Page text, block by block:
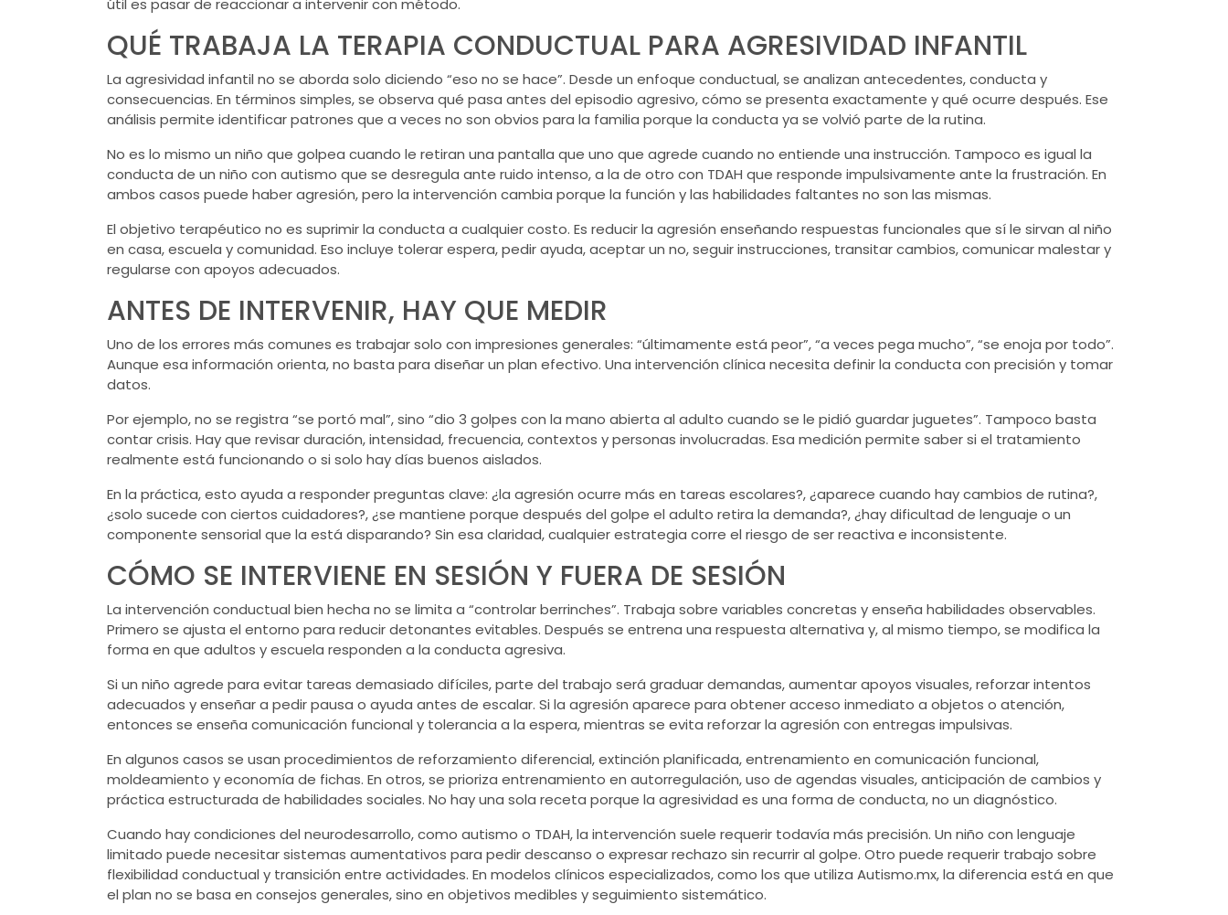
QUÉ TRABAJA LA TERAPIA CONDUCTUAL PARA AGRESIVIDAD INFANTIL
La agresividad infantil no se aborda solo diciendo “eso no se hace”. Desde un enfoque conductual, se analizan antecedentes, conducta y
consecuencias. En términos simples, se observa qué pasa antes del episodio agresivo, cómo se presenta exactamente y qué ocurre después. Ese
análisis permite identificar patrones que a veces no son obvios para la familia porque la conducta ya se volvió parte de la rutina.
No es lo mismo un niño que golpea cuando le retiran una pantalla que uno que agrede cuando no entiende una instrucción. Tampoco es igual la
conducta de un niño con autismo que se desregula ante ruido intenso, a la de otro con TDAH que responde impulsivamente ante la frustración. En
ambos casos puede haber agresión, pero la intervención cambia porque la función y las habilidades faltantes no son las mismas.
El objetivo terapéutico no es suprimir la conducta a cualquier costo. Es reducir la agresión enseñando respuestas funcionales que sí le sirvan al niño
en casa, escuela y comunidad. Eso incluye tolerar espera, pedir ayuda, aceptar un no, seguir instrucciones, transitar cambios, comunicar malestar y
regularse con apoyos adecuados.
ANTES DE INTERVENIR, HAY QUE MEDIR
Uno de los errores más comunes es trabajar solo con impresiones generales: “últimamente está peor”, “a veces pega mucho”, “se enoja por todo”.
Aunque esa información orienta, no basta para diseñar un plan efectivo. Una intervención clínica necesita definir la conducta con precisión y tomar
datos.
Por ejemplo, no se registra “se portó mal”, sino “dio 3 golpes con la mano abierta al adulto cuando se le pidió guardar juguetes”. Tampoco basta
contar crisis. Hay que revisar duración, intensidad, frecuencia, contextos y personas involucradas. Esa medición permite saber si el tratamiento
realmente está funcionando o si solo hay días buenos aislados.
En la práctica, esto ayuda a responder preguntas clave: ¿la agresión ocurre más en tareas escolares?, ¿aparece cuando hay cambios de rutina?,
¿solo sucede con ciertos cuidadores?, ¿se mantiene porque después del golpe el adulto retira la demanda?, ¿hay dificultad de lenguaje o un
componente sensorial que la está disparando? Sin esa claridad, cualquier estrategia corre el riesgo de ser reactiva e inconsistente.
CÓMO SE INTERVIENE EN SESIÓN Y FUERA DE SESIÓN
La intervención conductual bien hecha no se limita a “controlar berrinches”. Trabaja sobre variables concretas y enseña habilidades observables.
Primero se ajusta el entorno para reducir detonantes evitables. Después se entrena una respuesta alternativa y, al mismo tiempo, se modifica la
forma en que adultos y escuela responden a la conducta agresiva.
Si un niño agrede para evitar tareas demasiado difíciles, parte del trabajo será graduar demandas, aumentar apoyos visuales, reforzar intentos
adecuados y enseñar a pedir pausa o ayuda antes de escalar. Si la agresión aparece para obtener acceso inmediato a objetos o atención,
entonces se enseña comunicación funcional y tolerancia a la espera, mientras se evita reforzar la agresión con entregas impulsivas.
En algunos casos se usan procedimientos de reforzamiento diferencial, extinción planificada, entrenamiento en comunicación funcional,
moldeamiento y economía de fichas. En otros, se prioriza entrenamiento en autorregulación, uso de agendas visuales, anticipación de cambios y
práctica estructurada de habilidades sociales. No hay una sola receta porque la agresividad es una forma de conducta, no un diagnóstico.
Cuando hay condiciones del neurodesarrollo, como autismo o TDAH, la intervención suele requerir todavía más precisión. Un niño con lenguaje
limitado puede necesitar sistemas aumentativos para pedir descanso o expresar rechazo sin recurrir al golpe. Otro puede requerir trabajo sobre
flexibilidad conductual y transición entre actividades. En modelos clínicos especializados, como los que utiliza Autismo.mx, la diferencia está en que
el plan no se basa en consejos generales, sino en objetivos medibles y seguimiento sistemático.